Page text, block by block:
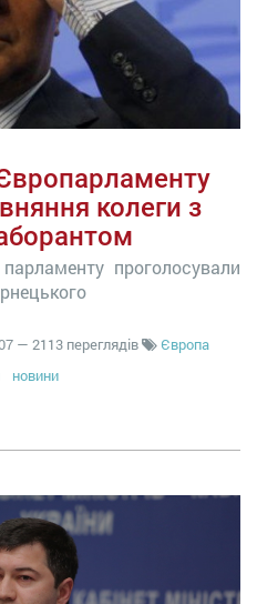
колеги з
проголосували
— 2113 переглядів
Європа
новини